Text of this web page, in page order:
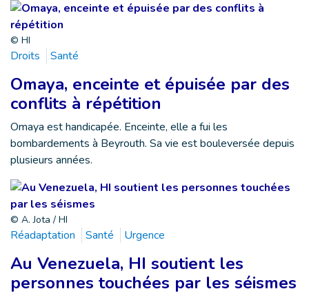
© HI
Droits Santé
Omaya, enceinte et épuisée par des
conflits à répétition
Omaya est handicapée. Enceinte, elle a fui les
bombardements à Beyrouth. Sa vie est bouleversée depuis
plusieurs années.
© A. Jota / HI
Réadaptation Santé Urgence
Au Venezuela, HI soutient les
personnes touchées par les séismes